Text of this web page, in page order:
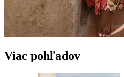
Viac pohľadov